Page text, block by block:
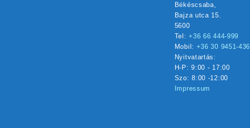
Békéscsaba,
Bajza utca 15.
5600
Tel:+36 66 444-999
Mobil: +36 30 9451-436
Nyitvatartás:
H-P: 9:00 - 17:00
Szo: 8:00 -12:00
Impressum